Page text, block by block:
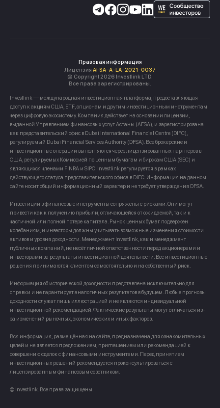
Правовая информация
Лицензия AFSA-A-LA-2021-0037
© Copyright 2026 Investlink LTD.
Все права зарегистрированы.
Investlink — международная инвестиционная платформа, предоставляющая
доступ к акциям США, ETF, опционам и другим инвестиционным инструментам
через цифровую экосистему. Компания действует на основании лицензии,
выданной Управлением финансовых услуг Астаны (AFSA), и зарегистрирована
как представительский офис в Dubai International Financial Centre (DIFC),
регулируемый Dubai Financial Services Authority (DFSA). Все брокерские и
инвестиционные операции выполняются через лицензированных партнёров в
США, регулируемых Комиссией по ценным бумагам и биржам США (SEC) и
являющихся членами FINRA и SIPC. Investlink регулируется в рамках
действующего статуса представительского офиса в DIFC. Информация на данном
сайте носит общий информационный характер и не требует утверждения DFSA.
Инвестиции в финансовые инструменты сопряжены с рисками. Они могут
привести как к получению прибыли, отличающейся от ожидаемой, так и к
частичной или полной потере капитала. Рынок ценных бумаг подвержен
колебаниям, и инвесторы должны учитывать возможные изменения стоимости
активов и уровня доходности. Менеджмент Investlink, как и менеджмент
публичных компаний, не несёт личной ответственности перед акционерами и
инвесторами за результаты инвестиционной деятельности. Все инвестиционные
решения принимаются клиентом самостоятельно и на собственный риск.
Информация об исторической доходности представлена исключительно для
справки и не гарантирует аналогичных результатов в будущем. Любые прогнозы
доходности служат лишь иллюстрацией и не являются индивидуальной
инвестиционной рекомендацией. Фактические результаты могут отличаться из-
за изменений рыночных, экономических и иных факторов.
Вся информация, размещённая на сайте, предназначена для ознакомительных
целей и не является предложением, приглашением или рекомендацией к
совершению сделок с финансовыми инструментами. Перед принятием
инвестиционных решений рекомендуется проконсультироваться с
лицензированным финансовым советником.
© Investlink. Все права защищены.